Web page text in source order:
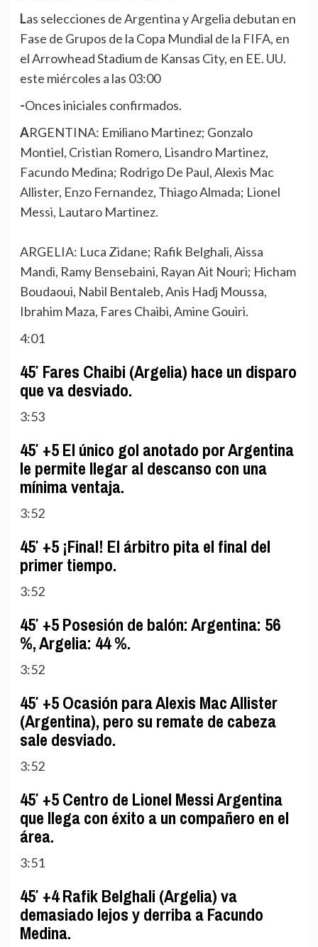
Las selecciones de Argentina y Argelia debutan en
Fase de Grupos de la Copa Mundial de la FIFA, en
el Arrowhead Stadium de Kansas City, en EE. UU.
este miércoles a las 03:00
-Onces iniciales confirmados.
ARGENTINA: Emiliano Martinez; Gonzalo
Montiel, Cristian Romero, Lisandro Martinez,
Facundo Medina; Rodrigo De Paul, Alexis Mac
Allister, Enzo Fernandez, Thiago Almada; Lionel
Messi, Lautaro Martinez.
ARGELIA: Luca Zidane; Rafik Belghali, Aissa
Mandi, Ramy Bensebaini, Rayan Ait Nouri; Hicham
Boudaoui, Nabil Bentaleb, Anis Hadj Moussa,
Ibrahim Maza, Fares Chaibi, Amine Gouiri.
4:01
45′ Fares Chaibi (Argelia) hace un disparo
que va desviado.
3:53
45′ +5 El único gol anotado por Argentina
le permite llegar al descanso con una
mínima ventaja.
3:52
45′ +5 ¡Final! El árbitro pita el final del
primer tiempo.
3:52
45′ +5 Posesión de balón: Argentina: 56
%, Argelia: 44 %.
3:52
45′ +5 Ocasión para Alexis Mac Allister
(Argentina), pero su remate de cabeza
sale desviado.
3:52
45′ +5 Centro de Lionel Messi Argentina
que llega con éxito a un compañero en el
área.
3:51
45′ +4 Rafik Belghali (Argelia) va
demasiado lejos y derriba a Facundo
Medina.